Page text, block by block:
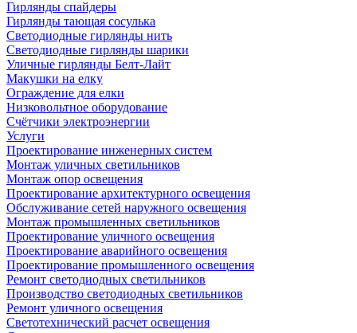
Гирлянды спайдеры
Гирлянды тающая сосулька
Светодиодные гирлянды нить
Светодиодные гирлянды шарики
Уличные гирлянды Белт-Лайт
Макушки на елку
Ограждение для елки
Низковольтное оборудование
Счётчики электроэнергии
Услуги
Проектирование инженерных систем
Монтаж уличных светильников
Монтаж опор освещения
Проектирование архитектурного освещения
Обслуживание сетей наружного освещения
Монтаж промышленных светильников
Проектирование уличного освещения
Проектирование аварийного освещения
Проектирование промышленного освещения
Ремонт светодиодных светильников
Производство светодиодных светильников
Ремонт уличного освещения
Светотехнический расчет освещения